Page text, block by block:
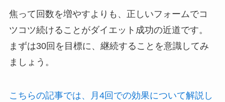
焦って回数を増やすよりも、正しいフォームでコ
ツコツ続けることがダイエット成功の近道です。
まずは30回を目標に、継続することを意識してみ
ましょう。
こちらの記事では、月4回での効果について解説し